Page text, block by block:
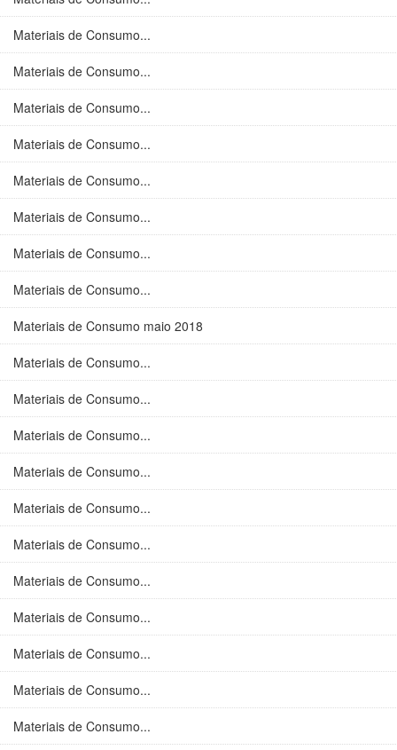
Materiais de Consumo...
Materiais de Consumo...
Materiais de Consumo...
Materiais de Consumo...
Materiais de Consumo...
Materiais de Consumo...
Materiais de Consumo...
Materiais de Consumo...
Materiais de Consumo maio 2018
Materiais de Consumo...
Materiais de Consumo...
Materiais de Consumo...
Materiais de Consumo...
Materiais de Consumo...
Materiais de Consumo...
Materiais de Consumo...
Materiais de Consumo...
Materiais de Consumo...
Materiais de Consumo...
Materiais de Consumo...